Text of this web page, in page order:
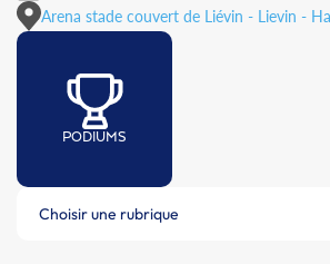
Arena stade couvert de Liévin - Lievin -
PODIUMS
Choisir une rubrique